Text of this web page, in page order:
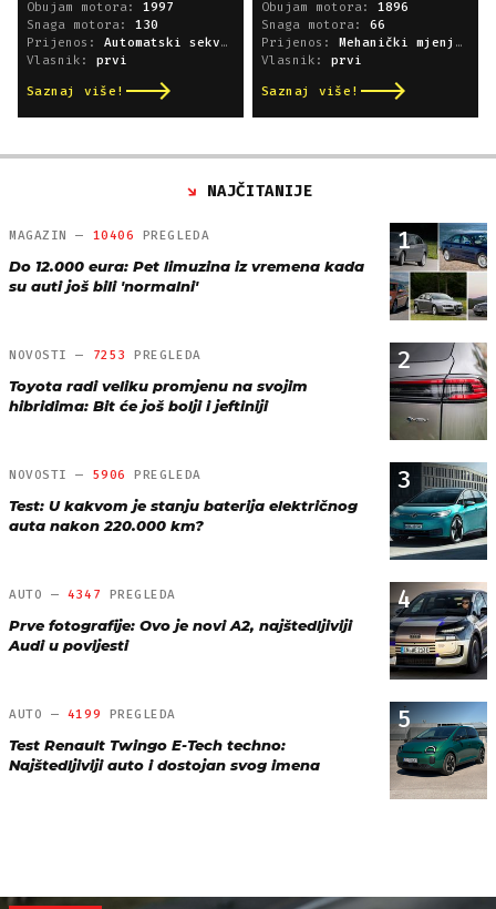
Obujam motora: 1997
Snaga motora: 130
Prijenos: Automatski sekvencijski
Vlasnik: prvi
Saznaj više!
Obujam motora: 1896
Snaga motora: 66
Prijenos: Mehanički mjenjač
Vlasnik: prvi
Saznaj više!
NAJČITANIJE
1
MAGAZIN — 10406 PREGLEDA
Do 12.000 eura: Pet limuzina iz vremena kada
su auti još bili 'normalni'
2
NOVOSTI — 7253 PREGLEDA
Toyota radi veliku promjenu na svojim
hibridima: Bit će još bolji i jeftiniji
3
NOVOSTI — 5906 PREGLEDA
Test: U kakvom je stanju baterija električnog
auta nakon 220.000 km?
4
AUTO — 4347 PREGLEDA
Prve fotografije: Ovo je novi A2, najštedljiviji
Audi u povijesti
5
AUTO — 4199 PREGLEDA
Test Renault Twingo E-Tech techno:
Najštedljiviji auto i dostojan svog imena